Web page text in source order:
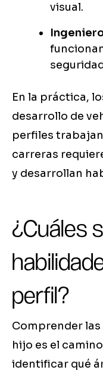
visual.
En la práctica,
desarrollo de
perfiles
carreras
y desarrollan
¿Cuáles
perfil?
Comprender
hijo es el
identificar qué